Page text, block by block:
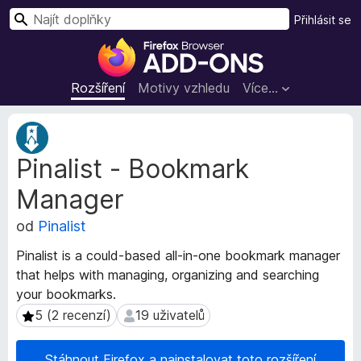
D
o
p
l
y
d
o
h
í
ž
e
Rozšíření Motivy vzhledu Více…
Přihlásit se
H
Pinalist - Bookmark
Manager
od Pinalist
Pinalist is a could-based all-in-one bookmark manager
that helps with managing, organizing and searching
your bookmarks.
5 (2 recenzí)
5 (2 recenzí) 19 uživatelů
19 uživatelů
M
e
t
a
d
a
t
a
r
o
z
š